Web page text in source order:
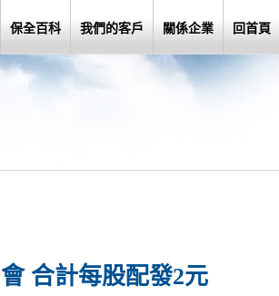
保全百科 我們的客戶 關係企業 回首頁
合計每股配發2元